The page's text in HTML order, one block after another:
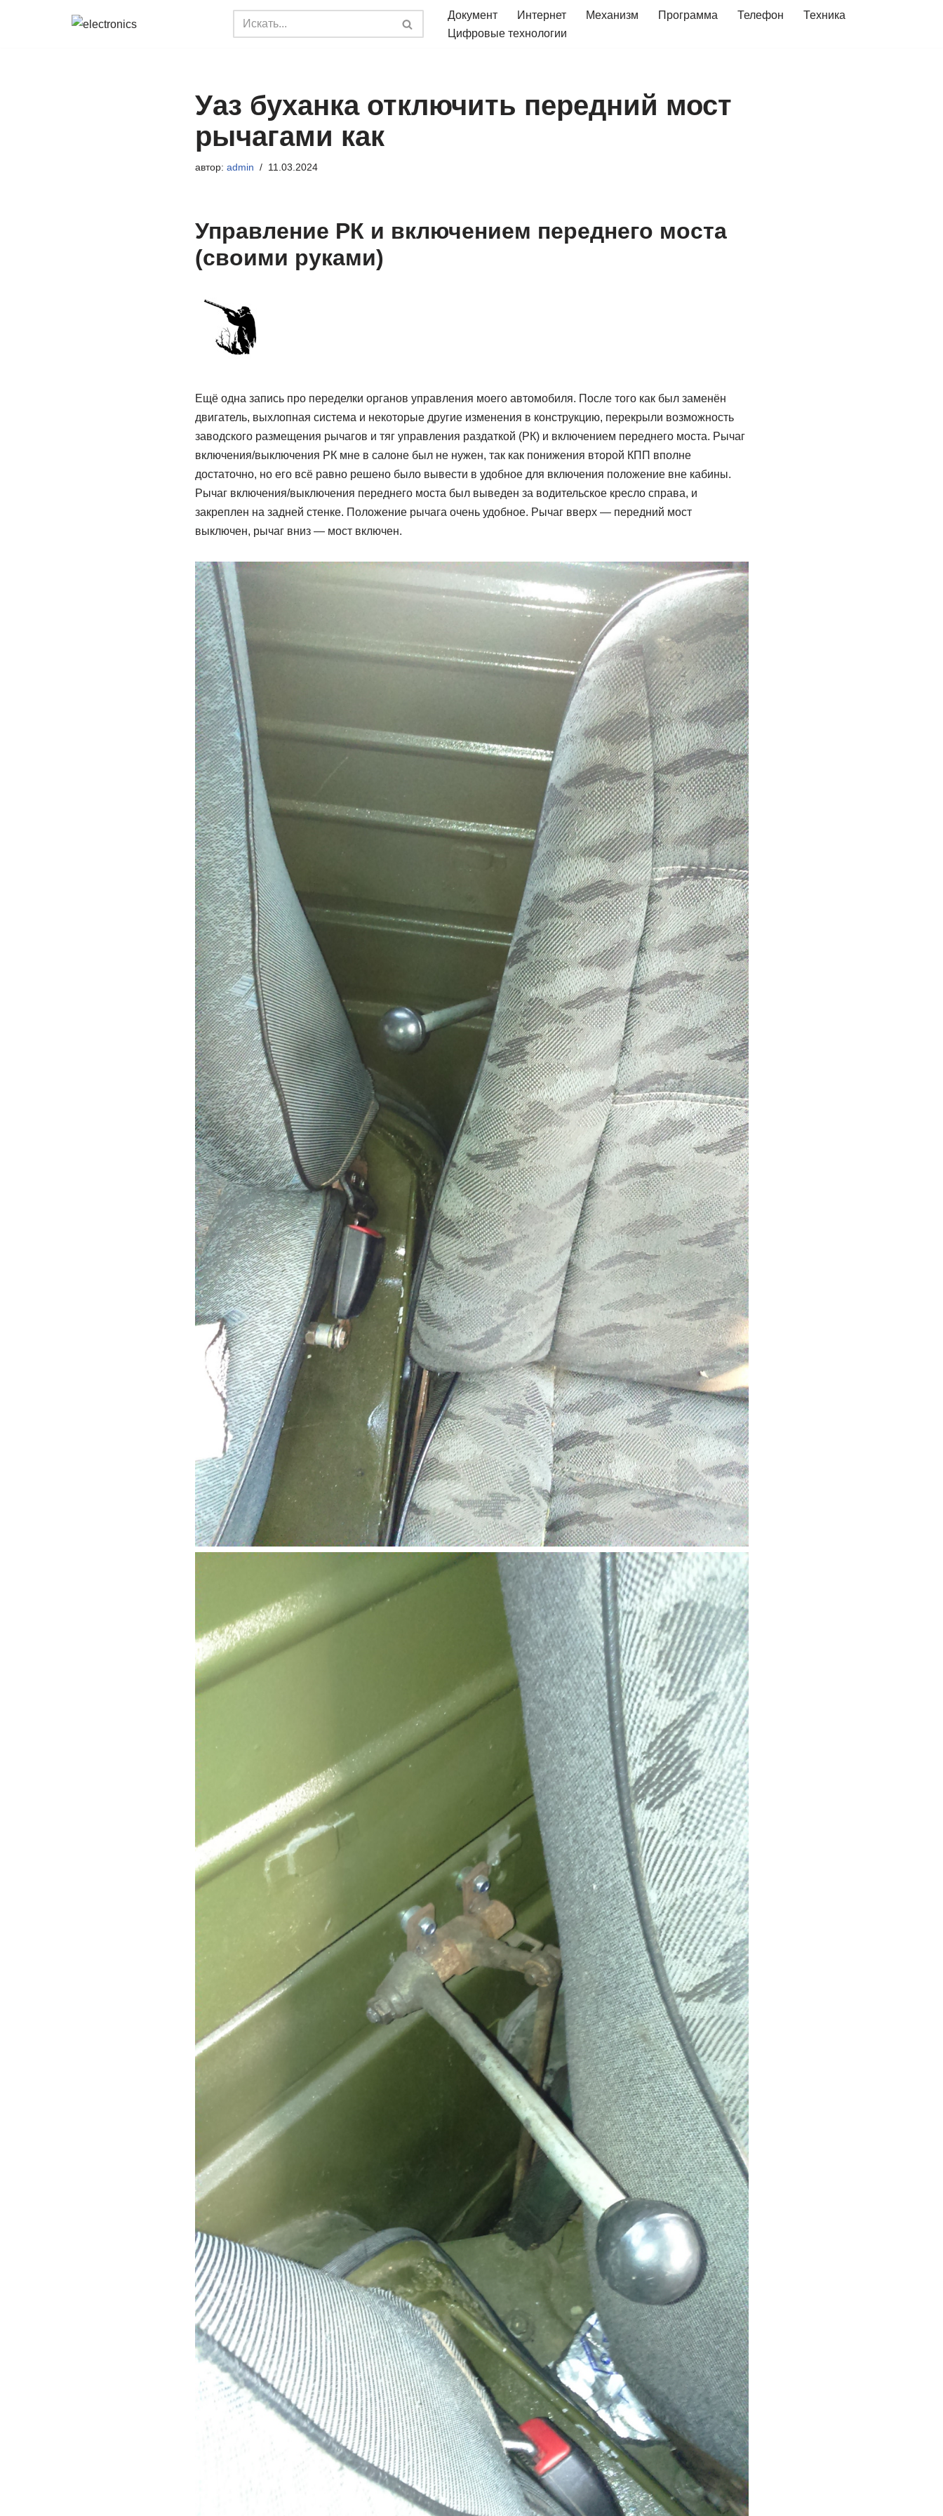
Документ Интернет Механизм Программа Телефон
Техника
Цифровые технологии
Уаз буханка отключить передний мост
рычагами как
автор: admin 11.03.2024
Управление РК и включением переднего моста
(своими руками)
Ещё одна запись про переделки органов управления моего автомобиля. После того как был заменён
двигатель, выхлопная система и некоторые другие изменения в конструкцию, перекрыли возможность
заводского размещения рычагов и тяг управления раздаткой (РК) и включением переднего моста. Рычаг
включения/выключения РК мне в салоне был не нужен, так как понижения второй КПП вполне
достаточно, но его всё равно решено было вывести в удобное для включения положение вне кабины.
Рычаг включения/выключения переднего моста был выведен за водительское кресло справа, и
закреплен на задней стенке. Положение рычага очень удобное. Рычаг вверх — передний мост
выключен, рычаг вниз — мост включен.